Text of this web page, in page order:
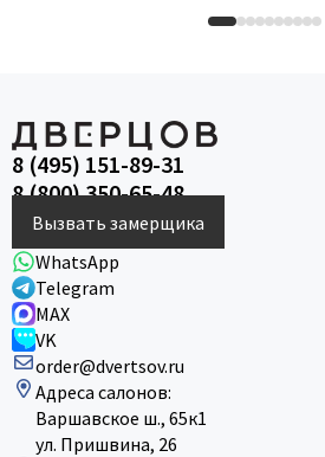
8 (495) 151-89-31
8 (800) 350-65-48
Вызвать замерщика
WhatsApp
Telegram
MAX
VK
order@dvertsov.ru
Адреса салонов:
Варшавское ш., 65к1
ул. Пришвина, 26